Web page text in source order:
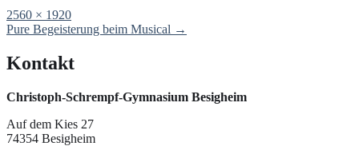
Full
size
2560 × 1920
Post
Pure Begeisterung beim Musical →
Kontakt
Christoph-Schrempf-Gymnasium Besigheim
Auf dem Kies 27
74354 Besigheim